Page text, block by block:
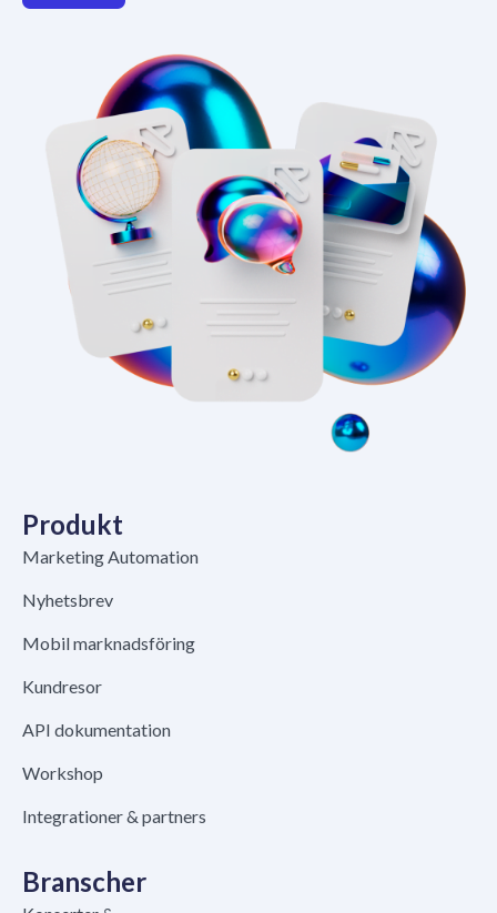
Produkt
Marketing Automation
Nyhetsbrev
Mobil marknadsföring
Kundresor
API dokumentation
Workshop
Integrationer & partners
Branscher